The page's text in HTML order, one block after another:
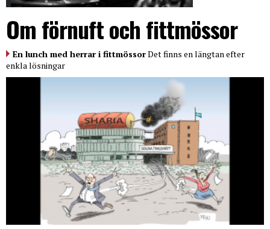
Om förnuft och fittmössor
En lunch med herrar i fittmössorDet finns en längtan efter
enkla lösningar